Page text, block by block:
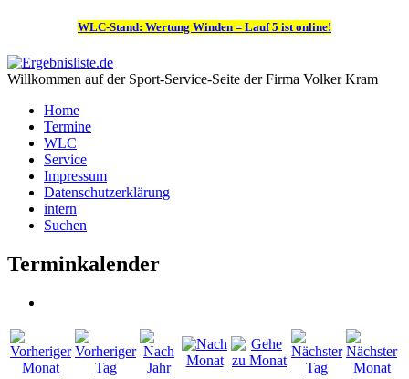
WLC-Stand: Wertung Winden = Lauf 5 ist online!
Willkommen auf der Sport-Service-Seite der Firma Volker Kram
Home
Termine
WLC
Service
Impressum
Datenschutzerklärung
intern
Suchen
Terminkalender